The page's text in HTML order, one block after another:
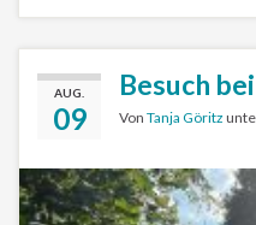
AUG.
09
Besuch
Von Tanja Göritz